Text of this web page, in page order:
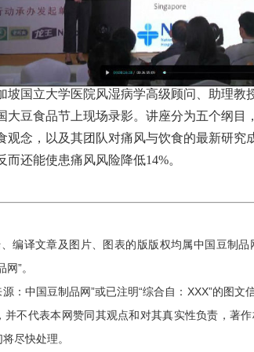
坡国立大学医院风湿病学高级顾问、助理教
大豆食品节上现场录影。讲座分为五个纲
观念，以及其团队对痛风与饮食的最新研
还能使患痛风风险降低14%。
编译文章及图片、图表的版版权均属中国豆制
”。
：中国豆制品网”或已注明“综合自：XXX”的图
并不代表本网赞同其观点和对其真实性负责，著
尽快处理。